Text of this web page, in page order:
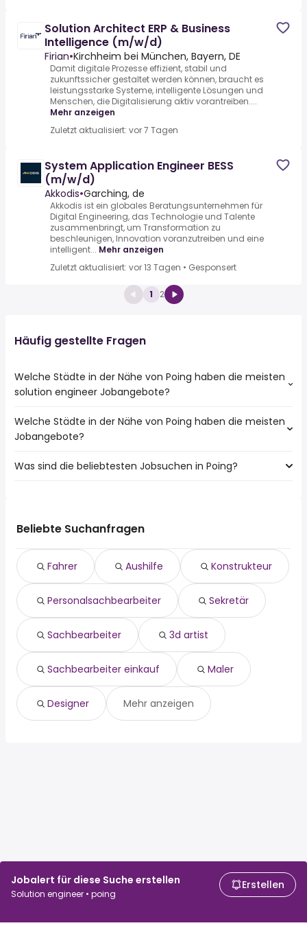
Jobalert für diese Suche erstellen
Solution engineer • poing
Erstellen
Solution Architect ERP & Business
Intelligence (m/w/d)
Firian•Kirchheim bei München, Bayern, DE
Damit digitale Prozesse effizient, stabil und
zukunftssicher gestaltet werden können, braucht es
leistungsstarke Systeme, intelligente Lösungen und
Menschen, die Digitalisierung aktiv vorantreiben....
Mehr anzeigen
Zuletzt aktualisiert: vor 7 Tagen
System Application Engineer BESS
(m/w/d)
Akkodis•Garching, de
Akkodis ist ein globales Beratungsunternehmen für
Digital Engineering, das Technologie und Talente
zusammenbringt, um Transformation zu
beschleunigen, Innovation voranzutreiben und eine
intelligent... Mehr anzeigen
Zuletzt aktualisiert: vor 13 Tagen • Gesponsert
1 2
Häufig gestellte Fragen
Welche Städte in der Nähe von Poing haben die meisten
solution engineer Jobangebote?
Städte in der Nähe von Poing mit den meisten solution
engineer Jobs:
Ismaning
Welche Städte in der Nähe von Poing haben die meisten
Jobangebote?
10 Städte in der Nähe von Poing mit den meisten
Haar
Grafing Bei München
Kirchheim B. München
Hallbergmoos
Unterföhring
Aschheim
Was sind die beliebtesten Jobsuchen in Poing?
aushilfe
personalsachbearbeiter
sekretär
sachbearbeiter
3d artist
sachbearbeiter einkauf
maler
Beliebte Suchanfragen
Fahrer Aushilfe Konstrukteur
Personalsachbearbeiter Sekretär
Sachbearbeiter 3d artist
Sachbearbeiter einkauf Maler
Designer Mehr anzeigen